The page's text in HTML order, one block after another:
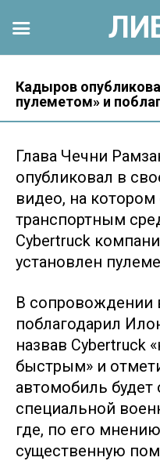
контенту
Кадыров
пулеметом» и
Глава Чечни
опубликовал в
видео, на котором
транспортным
Cybertruck
установлен
В сопровождении
поблагодарил
назвав Cybertruck
быстрым» и
автомобиль будет
специальной
где, по его
существенную